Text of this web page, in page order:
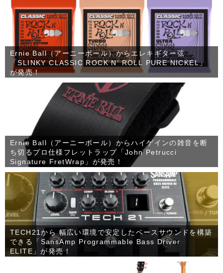
Ernie Ball（アーニーボール）からエレキギター弦
「SLINKY CLASSIC ROCK N’ ROLL PURE NICKEL」
が発売！
Ernie Ball（アーニーボール）からハイゲインの雑音を断
ち切るプロ仕様フレットラップ「John Petrucci
Signature FretWrap」が発売！
TECH21から 幅広い環境で安定したベースサウンドを構築
できる「SansAmp Programmable Bass Driver
ELITE」が発売！